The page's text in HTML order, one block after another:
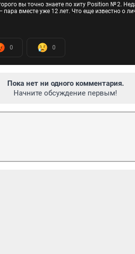
вы точно знаете по хиту Position № 2.
вместе уже 12 лет. Что еще известно о
0 0
Пока нет ни одного комментария.
Начните обсуждение первым!